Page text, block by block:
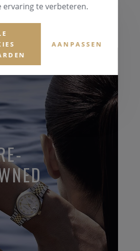
ervaring te verbeteren.
AANPASSEN